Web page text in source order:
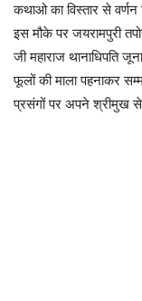
कथाओ का विस्तार से वर्णन
इस मौके पर जयरामपुरी
जी महाराज थानाधिपति
फूलों की माला पहनाकर
प्रसंगों पर अपने श्रीमुख से